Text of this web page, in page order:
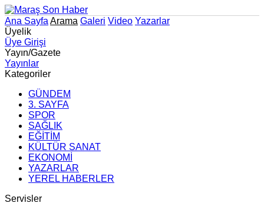
Ana Sayfa Arama Galeri Video Yazarlar
Üyelik
Üye Girişi
Yayın/Gazete
Yayınlar
Kategoriler
GÜNDEM
3. SAYFA
SPOR
SAĞLIK
EĞİTİM
KÜLTÜR SANAT
EKONOMİ
YAZARLAR
YEREL HABERLER
Servisler